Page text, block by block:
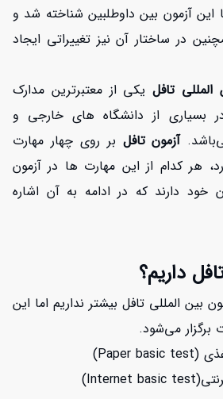
این آزمون بین داوطلبین شناخته شد و
در ساختار آن نیز تغییراتی ایجاد
تافلیکی از معتبرترین مدارک
بسیاری از دانشگاه های خارجی و
آزمون تافل بر روی چهار مهارت
هر کدام از این مهارت ها در آزمون
خود دارند که در ادامه به آن اشاره
داریم؟
المللی تافل بیشتر نداریم اما این